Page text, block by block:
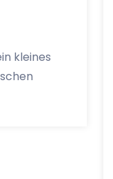
kleines